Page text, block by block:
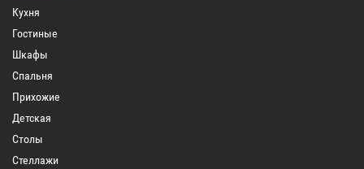
Кухня
Гостиные
Шкафы
Спальня
Прихожие
Детская
Столы
Стеллажи